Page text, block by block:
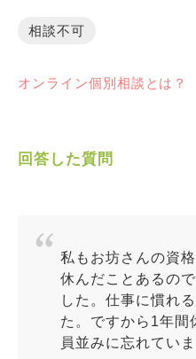
相談不可
オンライン個別相談とは？
回答した質問
私もお坊さんの資
休んだことあるの
した。仕事に慣れ
た。ですから1年間
員並みに忘れてい